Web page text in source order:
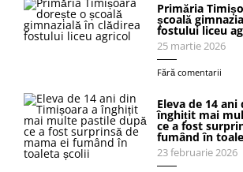
Primăria
școală
fostului liceu
25 martie 2026
Fără comentarii
Eleva de 14
înghițit mai
ce a fost
fumând în
23 februarie 2026